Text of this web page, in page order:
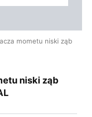
mometu niski ząb
niski ząb